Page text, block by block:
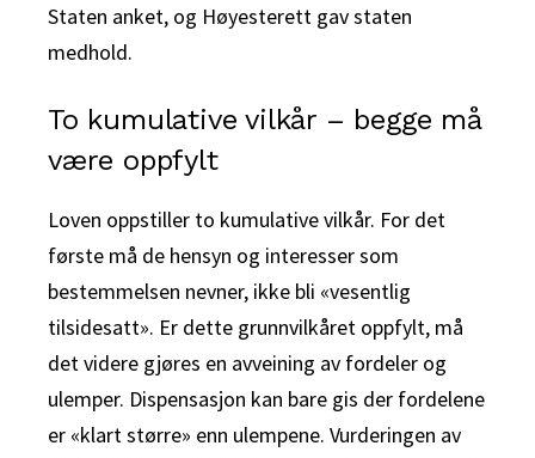
Staten anket, og Høyesterett gav staten
medhold.
To kumulative vilkår – begge må
være oppfylt
Loven oppstiller to kumulative vilkår. For det
første må de hensyn og interesser som
bestemmelsen nevner, ikke bli «vesentlig
tilsidesatt». Er dette grunnvilkåret oppfylt, må
det videre gjøres en avveining av fordeler og
ulemper. Dispensasjon kan bare gis der fordelene
er «klart større» enn ulempene. Vurderingen av